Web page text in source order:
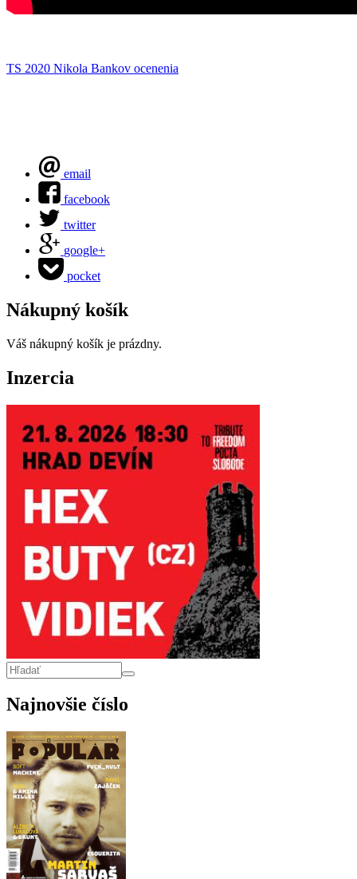
TS 2020 Nikola Bankov ocenenia
email
facebook
twitter
google+
pocket
Nákupný košík
Váš nákupný košík je prázdny.
Inzercia
Najnovšie číslo